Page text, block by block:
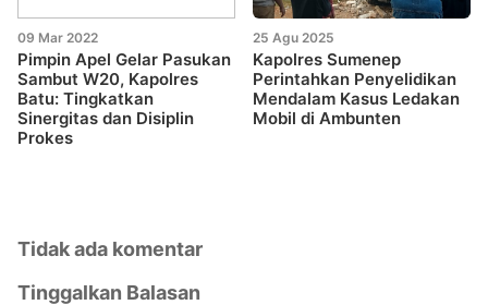
09 Mar 2022
Pimpin Apel Gelar Pasukan
Sambut W20, Kapolres
Batu: Tingkatkan
Sinergitas dan Disiplin
Prokes
25 Agu 2025
Kapolres Sumenep
Perintahkan Penyelidikan
Mendalam Kasus Ledakan
Mobil di Ambunten
Tidak ada komentar
Tinggalkan Balasan